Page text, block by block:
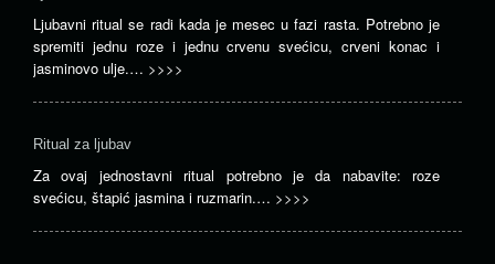
Ljubavni ritual se radi kada je mesec u fazi rasta. Potrebno je
spremiti jednu roze i jednu crvenu svećicu, crveni konac i
jasminovo ulje.… >>>>
Ritual za ljubav
Za ovaj jednostavni ritual potrebno je da nabavite: roze
svećicu, štapić jasmina i ruzmarin.… >>>>